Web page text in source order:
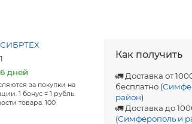
СИБРТЕХ
1
6 дней
за покупки на
1 бонус = 1 рубль.
товара. 100
Как получить
🚛 Доставка от
бесплатно (
район)
🚛 Доставка до
(Симферополь и